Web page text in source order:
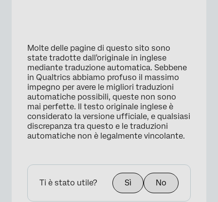
Molte delle pagine di questo sito sono
state tradotte dall'originale in inglese
mediante traduzione automatica. Sebbene
in Qualtrics abbiamo profuso il massimo
impegno per avere le migliori traduzioni
automatiche possibili, queste non sono
mai perfette. Il testo originale inglese è
considerato la versione ufficiale, e qualsiasi
discrepanza tra questo e le traduzioni
automatiche non è legalmente vincolante.
Ti è stato utile? Sì No